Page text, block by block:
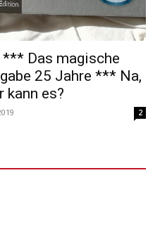
Das magische
25 Jahre *** Na,
kann es?
2